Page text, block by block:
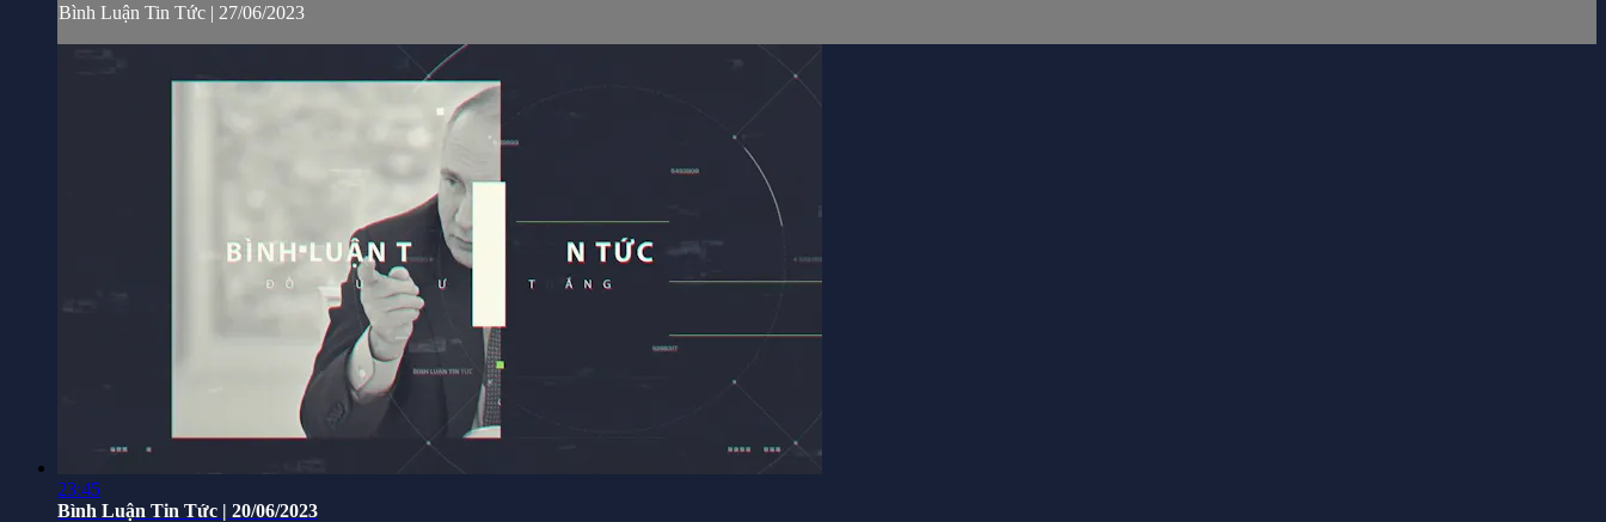
Bình Luận Tin Tức | 27/06/2023
23:45
Bình Luận Tin Tức | 20/06/2023